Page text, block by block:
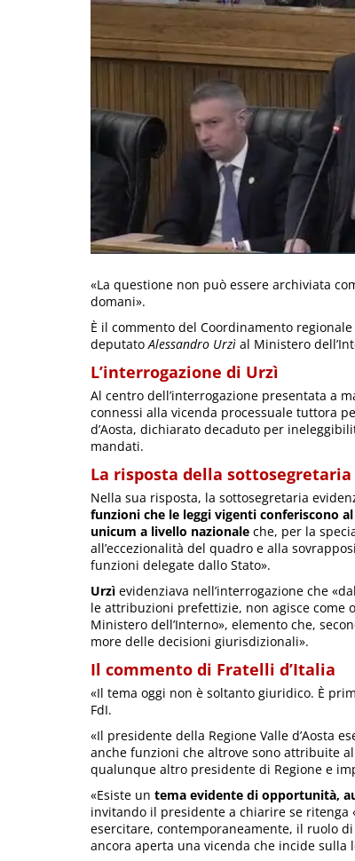
«La questione non può essere archiviata
domani».
È il commento del Coordinamento
deputato Alessandro Urzì al Ministero
L’interrogazione di Urzì
Al centro dell’interrogazione presentata a
connessi alla vicenda processuale tuttora
d’Aosta, dichiarato decaduto per
mandati.
La risposta della sottosegretaria
Nella sua risposta, la sottosegretaria
funzioni che le leggi vigenti conferiscono
unicum a livello nazionale che, per la
all’eccezionalità del quadro e alla
funzioni delegate dallo Stato».
Urzì evidenziava nell’interrogazione che
le attribuzioni prefettizie, non agisce come
Ministero dell’Interno», elemento che,
more delle decisioni giurisdizionali».
Il commento di Fratelli d’Italia
«Il tema oggi non è soltanto giuridico. È
FdI.
«Il presidente della Regione Valle d’Aosta
anche funzioni che altrove sono attribuite
qualunque altro presidente di Regione e
«Esiste un tema evidente di opportunità,
invitando il presidente a chiarire se
esercitare, contemporaneamente, il ruolo
ancora aperta una vicenda che incide sulla